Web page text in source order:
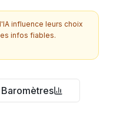
influence leurs choix
infos fiables.
Baromètres